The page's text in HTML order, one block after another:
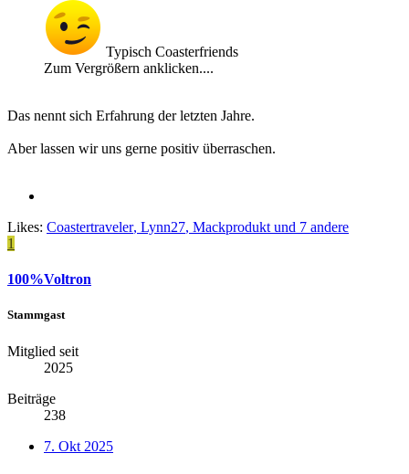
Typisch Coasterfriends
Zum Vergrößern anklicken....
Das nennt sich Erfahrung der letzten Jahre.
Aber lassen wir uns gerne positiv überraschen.
Likes: Coastertraveler, Lynn27, Mackprodukt und 7 andere
1
100%Voltron
Stammgast
Mitglied seit
2025
Beiträge
238
7. Okt 2025